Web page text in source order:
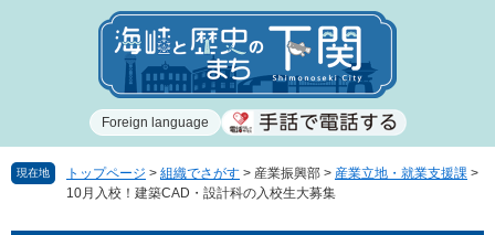
で
ば
Foreign language
現在地 トップページ > 組織でさがす > 産業振興部 > 産業立地・就業支援課 >
10月入校！建築CAD・設計科の入校生大募集